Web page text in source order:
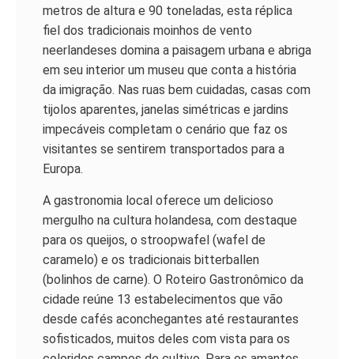
metros de altura e 90 toneladas, esta réplica
fiel dos tradicionais moinhos de vento
neerlandeses domina a paisagem urbana e abriga
em seu interior um museu que conta a história
da imigração. Nas ruas bem cuidadas, casas com
tijolos aparentes, janelas simétricas e jardins
impecáveis completam o cenário que faz os
visitantes se sentirem transportados para a
Europa.
A gastronomia local oferece um delicioso
mergulho na cultura holandesa, com destaque
para os queijos, o stroopwafel (wafel de
caramelo) e os tradicionais bitterballen
(bolinhos de carne). O Roteiro Gastronômico da
cidade reúne 13 estabelecimentos que vão
desde cafés aconchegantes até restaurantes
sofisticados, muitos deles com vista para os